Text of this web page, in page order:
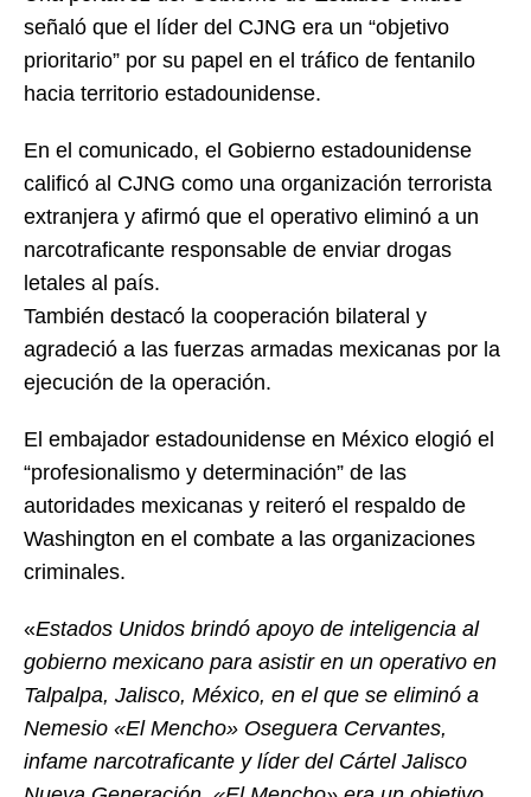
señaló que el líder del CJNG era un “objetivo
prioritario” por su papel en el tráfico de fentanilo
hacia territorio estadounidense.
En el comunicado, el Gobierno estadounidense
calificó al CJNG como una organización terrorista
extranjera y afirmó que el operativo eliminó a un
narcotraficante responsable de enviar drogas
letales al país.
También destacó la cooperación bilateral y
agradeció a las fuerzas armadas mexicanas por la
ejecución de la operación.
El embajador estadounidense en México elogió el
“profesionalismo y determinación” de las
autoridades mexicanas y reiteró el respaldo de
Washington en el combate a las organizaciones
criminales.
«Estados Unidos brindó apoyo de inteligencia al
gobierno mexicano para asistir en un operativo en
Talpalpa, Jalisco, México, en el que se eliminó a
Nemesio «El Mencho» Oseguera Cervantes,
infame narcotraficante y líder del Cártel Jalisco